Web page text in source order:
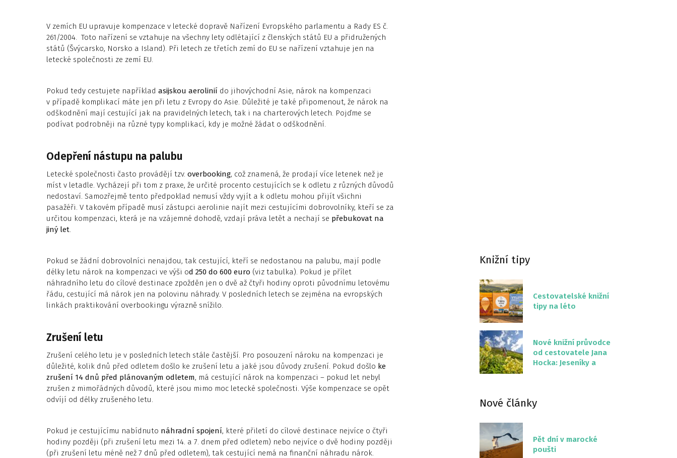
V zemích EU upravuje kompenzace v letecké dopravě Nařízení Evropského parlamentu a Rady ES č.
261/2004. Toto nařízení se vztahuje na všechny lety odlétající z členských států EU a přidružených
států (Švýcarsko, Norsko a Island). Při letech ze třetích zemí do EU se nařízení vztahuje jen na
letecké společnosti ze zemí EU.
Pokud tedy cestujete například asijskou aerolinií do jihovýchodní Asie, nárok na kompenzaci
v případě komplikací máte jen při letu z Evropy do Asie. Důležité je také připomenout, že nárok na
odškodnění mají cestující jak na pravidelných letech, tak i na charterových letech. Pojďme se
podívat podrobněji na různé typy komplikací, kdy je možné žádat o odškodnění.
Odepření nástupu na palubu
Letecké společnosti často provádějí tzv. overbooking, což znamená, že prodají více letenek než je
míst v letadle. Vycházejí při tom z praxe, že určité procento cestujících se k odletu z různých důvodů
nedostaví. Samozřejmě tento předpoklad nemusí vždy vyjít a k odletu mohou přijít všichni
pasažéři. V takovém případě musí zástupci aerolinie najít mezi cestujícími dobrovolníky, kteří se za
určitou kompenzaci, která je na vzájemné dohodě, vzdají práva letět a nechají se přebukovat na
jiný let.
Pokud se žádní dobrovolníci nenajdou, tak cestující, kteří se nedostanou na palubu, mají podle
délky letu nárok na kompenzaci ve výši od 250 do 600 euro (viz tabulka). Pokud je přílet
náhradního letu do cílové destinace zpožděn jen o dvě až čtyři hodiny oproti původnímu letovému
řádu, cestující má nárok jen na polovinu náhrady. V posledních letech se zejména na evropských
linkách praktikování overbookingu výrazně snížilo.
Zrušení letu
Zrušení celého letu je v posledních letech stále častější. Pro posouzení nároku na kompenzaci je
důležité, kolik dnů před odletem došlo ke zrušení letu a jaké jsou důvody zrušení. Pokud došlo ke
zrušení 14 dnů před plánovaným odletem, má cestující nárok na kompenzaci – pokud let nebyl
zrušen z mimořádných důvodů, které jsou mimo moc letecké společnosti. Výše kompenzace se opět
odvíjí od délky zrušeného letu.
Pokud je cestujícímu nabídnuto náhradní spojení, které přiletí do cílové destinace nejvíce o čtyři
hodiny později (při zrušení letu mezi 14. a 7. dnem před odletem) nebo nejvíce o dvě hodiny později
(při zrušení letu méně než 7 dnů před odletem), tak cestující nemá na finanční náhradu nárok.
Knižní tipy
Cestovatelské knižní
tipy na léto
Nové knižní průvodce
od cestovatele Jana
Hocka: Jeseníky a
Nové články
Pět dní v marocké
poušti